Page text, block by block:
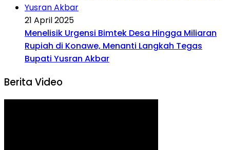
21 April 2025
Menelisik Urgensi Bimtek Desa Hingga Miliaran
Rupiah di Konawe, Menanti Langkah Tegas
Bupati Yusran Akbar
Berita Video